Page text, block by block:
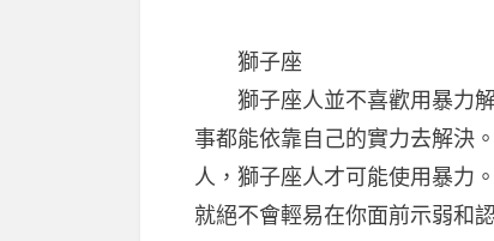
獅子座
獅子座人並不喜歡用暴力解
事都能依靠自己的實力去解決
人，獅子座人才可能使用暴力
就絕不會輕易在你面前示弱和